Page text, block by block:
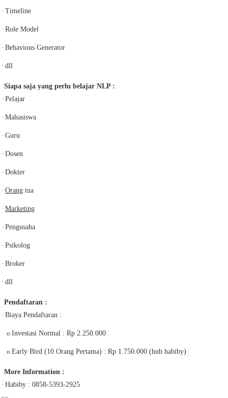
· Timeline
· Role Model
· Behavious Generator
· dll
Siapa saja yang perlu belajar NLP :
· Pelajar
· Mahasiswa
· Guru
· Dosen
· Dokter
· Orang tua
· Marketing
· Pengusaha
· Psikolog
· Broker
· dll
Pendaftaran :
· Biaya Pendaftaran :
o Investasi Normal : Rp 2.250.000
o Early Bird (10 Orang Pertama) : Rp 1.750.000 (hub habiby)
More Information :
· Habiby : 0858-5393-2925